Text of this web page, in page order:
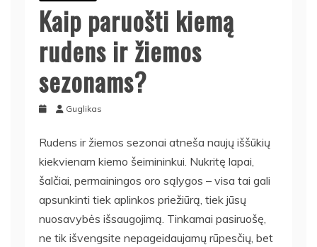
Kaip paruošti kiemą
rudens ir žiemos
sezonams?
Guglikas
Rudens ir žiemos sezonai atneša naujų iššūkių
kiekvienam kiemo šeimininkui. Nukritę lapai,
šalčiai, permainingos oro sąlygos – visa tai gali
apsunkinti tiek aplinkos priežiūrą, tiek jūsų
nuosavybės išsaugojimą. Tinkamai pasiruošę,
ne tik išvengsite nepageidaujamų rūpesčių, bet